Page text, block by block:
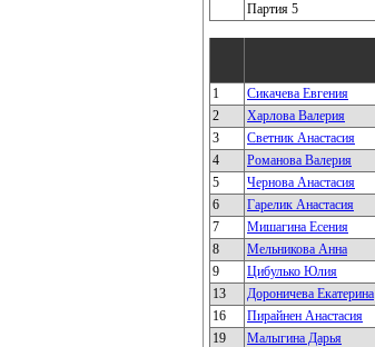
Партия 5
1 Сикачева Евгения
2 Харлова Валерия
3 Светник Анастасия
4 Романова Валерия
5 Чернова Анастасия
6 Гарелик Анастасия
7 Мишагина Есения
8 Мельникова Анна
9 Цибулько Юлия
13 Дороничева Екатерина
16 Пирайнен Анастасия
19 Малыгина Дарья